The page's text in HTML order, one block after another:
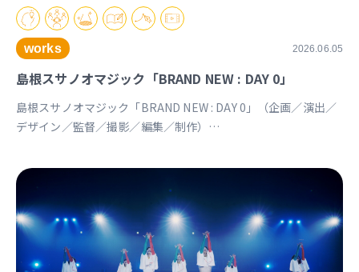
works 2026.06.05
島根スサノオマジック「BRAND NEW : DAY 0」
島根スサノオマジック「BRAND NEW : DAY 0」（企画／演出／
デザイン／監督／撮影／編集／制作）